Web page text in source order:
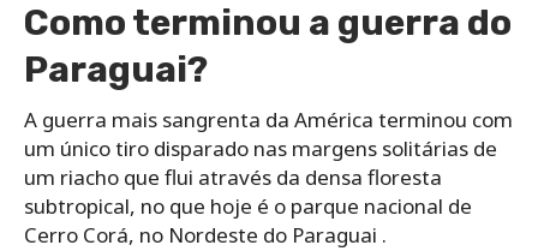
Como terminou a guerra do
Paraguai?
A guerra mais sangrenta da América terminou com
um único tiro disparado nas margens solitárias de
um riacho que flui através da densa floresta
subtropical, no que hoje é o parque nacional de
Cerro Corá, no Nordeste do Paraguai .